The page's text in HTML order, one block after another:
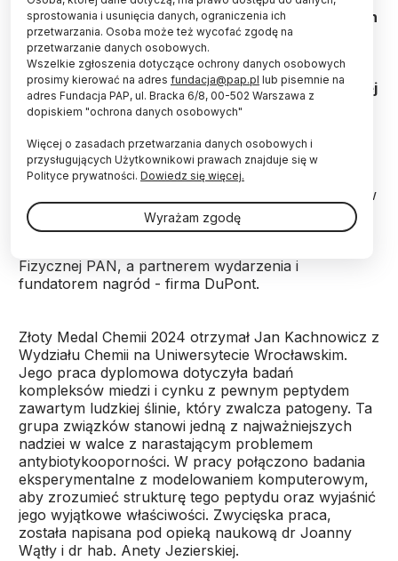
wyłoniono autorów najlepszych prac licencjackich
i inżynierskich z zakresu nauk chemicznych. W 14.
edycji konkursu zwyciężył Jan Kachnowicz z
Uniwersytetu Wrocławskiego, który badał
chroniący przed drobnoustrojami peptyd z ludzkiej
śliny.
Złoty Medal Chemii to konkurs dla autorów
nowatorskich prac licencjackich lub inżynierskich o
znaczeniu poznawczym, jak również aplikacyjnym w
dziedzinie chemii (oraz z pogranicza chemii i biologii
lub chemii i fizyki), napisanych i obronionych w
Fizycznej PAN, a partnerem wydarzenia i
fundatorem nagród - firma DuPont.
Złoty Medal Chemii 2024 otrzymał Jan Kachnowicz z
Wydziału Chemii na Uniwersytecie Wrocławskim.
Jego praca dyplomowa dotyczyła badań
kompleksów miedzi i cynku z pewnym peptydem
zawartym ludzkiej ślinie, który zwalcza patogeny. Ta
grupa związków stanowi jedną z najważniejszych
nadziei w walce z narastającym problemem
antybiotykooporności. W pracy połączono badania
eksperymentalne z modelowaniem komputerowym,
aby zrozumieć strukturę tego peptydu oraz wyjaśnić
jego wyjątkowe właściwości. Zwycięska praca,
została napisana pod opieką naukową dr Joanny
Wątły i dr hab. Anety Jezierskiej.
sprostowania i usunięcia danych, ograniczenia ich
przetwarzania. Osoba może też wycofać zgodę na
przetwarzanie danych osobowych.
Wszelkie zgłoszenia dotyczące ochrony danych osobowych
prosimy kierować na adres fundacja@pap.pl lub pisemnie na
adres Fundacja PAP, ul. Bracka 6/8, 00-502 Warszawa z
dopiskiem "ochrona danych osobowych"
Więcej o zasadach przetwarzania danych osobowych i
przysługujących Użytkownikowi prawach znajduje się w
Polityce prywatności. Dowiedz się więcej.
Wyrażam zgodę